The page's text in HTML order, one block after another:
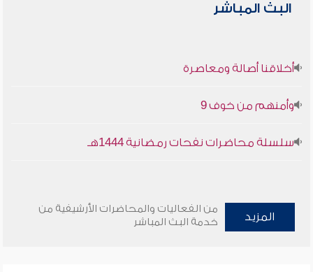
البث المباشر
أخلاقنا أصالة ومعاصرة
وأمنهم من خوف 9
سلسلة محاضرات نفحات رمضانية 1444هـ
المزيد
من الفعاليات والمحاضرات الأرشيفية من
خدمة البث المباشر